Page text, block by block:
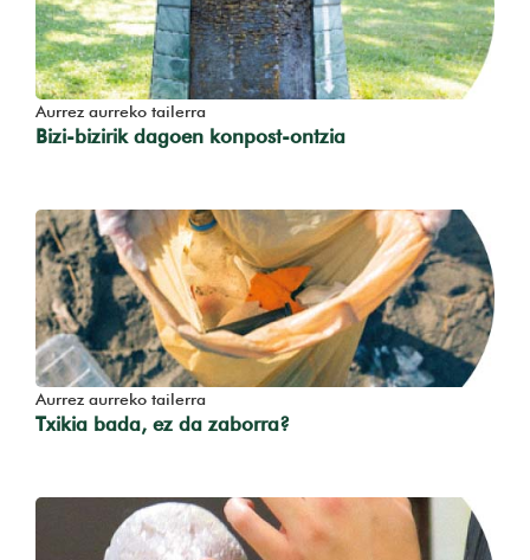
Aurrez aurreko tailerra
Bizi-bizirik dagoen konpost-ontzia
Aurrez aurreko tailerra
Txikia bada, ez da zaborra?